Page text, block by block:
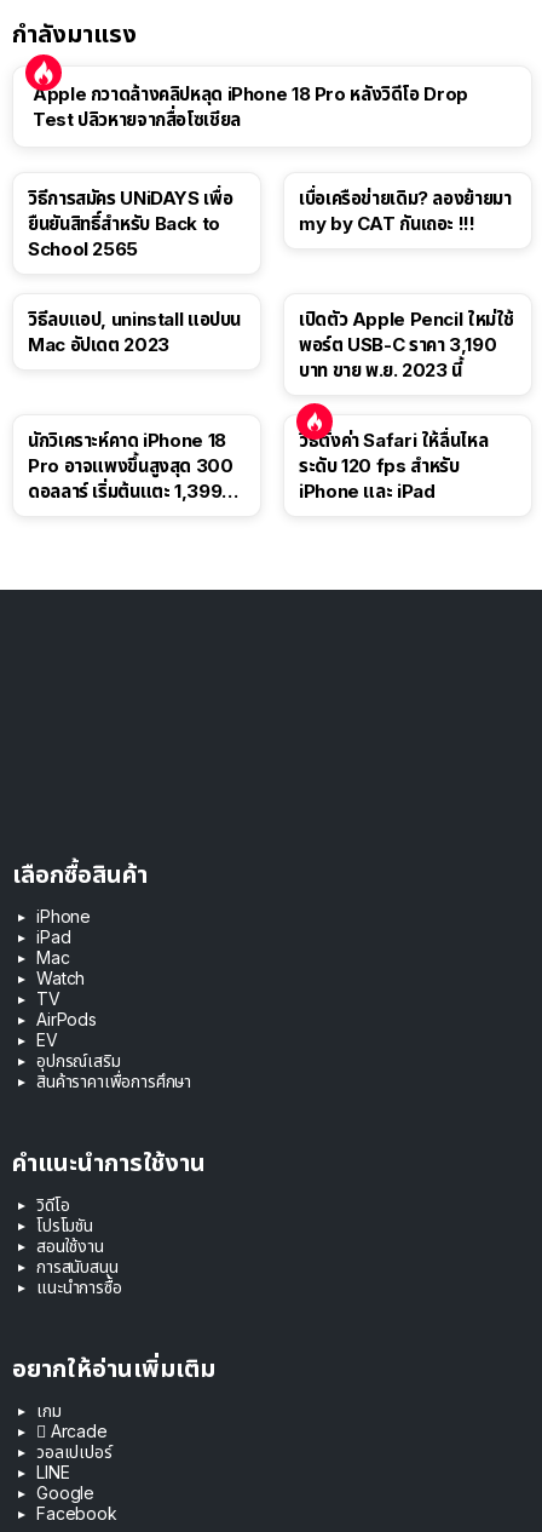
กำลังมาแรง
Apple กวาดล้างคลิปหลุด iPhone 18 Pro หลังวิดีโอ Drop
Test ปลิวหายจากสื่อโซเชียล
วิธีการสมัคร UNiDAYS เพื่อ
ยืนยันสิทธิ์สำหรับ Back to
School 2565
เบื่อเครือข่ายเดิม? ลองย้ายมา
my by CAT กันเถอะ !!!
วิธีลบแอป, uninstall แอปบน
Mac อัปเดต 2023
เปิดตัว Apple Pencil ใหม่ใช้
พอร์ต USB-C ราคา 3,190
บาท ขาย พ.ย. 2023 นี้
นักวิเคราะห์คาด iPhone 18
Pro อาจแพงขึ้นสูงสุด 300
ดอลลาร์ เริ่มต้นแตะ 1,399
วิธีตั้งค่า Safari ให้ลื่นไหล
ระดับ 120 fps สำหรับ
iPhone และ iPad
เลือกซื้อสินค้า
iPhone
iPad
Mac
Watch
TV
AirPods
EV
อุปกรณ์เสริม
สินค้าราคาเพื่อการศึกษา
คำแนะนำการใช้งาน
วิดีโอ
โปรโมชัน
สอนใช้งาน
การสนับสนุน
แนะนำการซื้อ
อยากให้อ่านเพิ่มเติม
เกม
 Arcade
วอลเปเปอร์
LINE
Google
Facebook